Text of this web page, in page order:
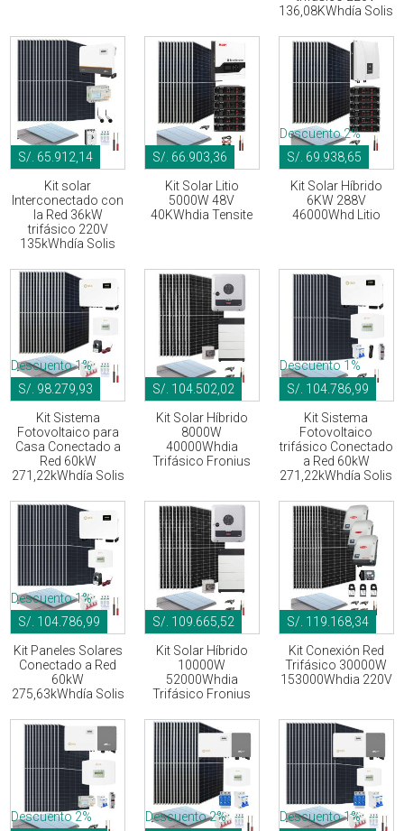
136,08KWhdía Solis
S/. 65.912,14
Kit solar
Interconectado con
la Red 36kW
trifásico 220V
135kWhdía Solis
S/. 66.903,36
Kit Solar Litio
5000W 48V
40KWhdia Tensite
S/. 69.938,65
Descuento 2%
Kit Solar Híbrido
6KW 288V
46000Whd Litio
S/. 98.279,93
Descuento 1%
Kit Sistema
Fotovoltaico para
Casa Conectado a
Red 60kW
271,22kWhdía Solis
S/. 104.502,02
Kit Solar Híbrido
8000W
40000Whdia
Trifásico Fronius
S/. 104.786,99
Descuento 1%
Kit Sistema
Fotovoltaico
trifásico Conectado
a Red 60kW
271,22kWhdía Solis
S/. 104.786,99
Descuento 1%
Kit Paneles Solares
Conectado a Red
60kW
275,63kWhdía Solis
S/. 109.665,52
Kit Solar Híbrido
10000W
52000Whdia
Trifásico Fronius
S/. 119.168,34
Kit Conexión Red
Trifásico 30000W
153000Whdia 220V
Descuento 2% Descuento 2% Descuento 1%